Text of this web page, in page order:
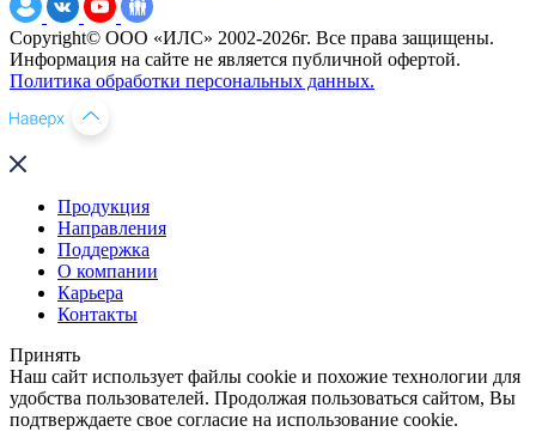
Copyright© ООО «ИЛС» 2002-2026г. Все права защищены.
Информация на сайте не является публичной офертой.
Политика обработки персональных данных.
Продукция
Направления
Поддержка
О компании
Карьера
Контакты
Принять
Наш сайт использует файлы cookie и похожие технологии для
удобства пользователей. Продолжая пользоваться сайтом, Вы
подтверждаете свое согласие на использование cookie.